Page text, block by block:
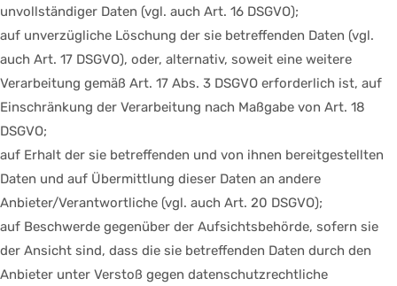
unvollständiger Daten (vgl. auch Art. 16 DSGVO);
auf unverzügliche Löschung der sie betreffenden Daten (vgl.
auch Art. 17 DSGVO), oder, alternativ, soweit eine weitere
Verarbeitung gemäß Art. 17 Abs. 3 DSGVO erforderlich ist, auf
Einschränkung der Verarbeitung nach Maßgabe von Art. 18
DSGVO;
auf Erhalt der sie betreffenden und von ihnen bereitgestellten
Daten und auf Übermittlung dieser Daten an andere
Anbieter/Verantwortliche (vgl. auch Art. 20 DSGVO);
auf Beschwerde gegenüber der Aufsichtsbehörde, sofern sie
der Ansicht sind, dass die sie betreffenden Daten durch den
Anbieter unter Verstoß gegen datenschutzrechtliche